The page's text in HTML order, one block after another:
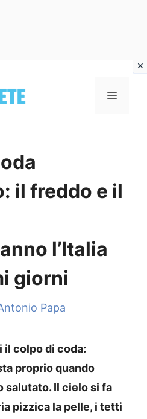
MENU
il freddo e il
l’Italia
giorni
Papa
il colpo di coda:
proprio quando
salutato. Il cielo si fa
pizzica la pelle, i tetti